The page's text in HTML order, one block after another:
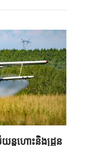
យន្តហោះនិងដ្រូន